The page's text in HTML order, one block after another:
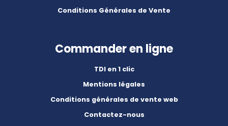
Conditions Générales de Vente
Commander en ligne
TDI en 1 clic
Mentions légales
Conditions générales de vente web
Contactez-nous